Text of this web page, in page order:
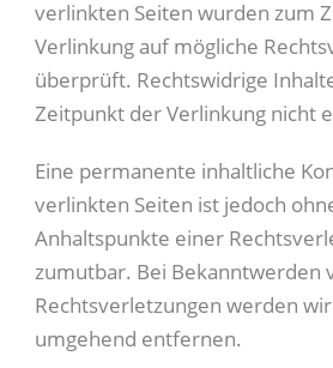
verlinkten Seiten wurden zum
Verlinkung auf mögliche
überprüft. Rechtswidrige
Zeitpunkt der Verlinkung nicht
Eine permanente inhaltliche
verlinkten Seiten ist jedoch
Anhaltspunkte einer
zumutbar. Bei Bekanntwerden
Rechtsverletzungen werden
umgehend entfernen.